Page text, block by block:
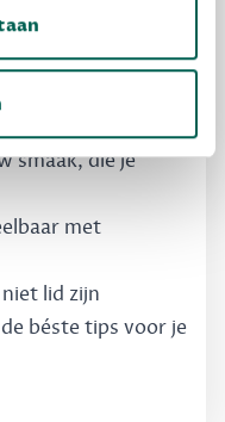
in
smaak, die je
met
lid zijn
béste tips voor je